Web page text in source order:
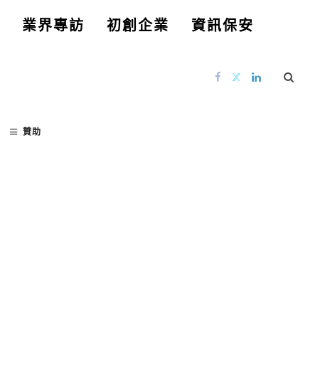
業界專訪 初創企業 資訊保安
贊助